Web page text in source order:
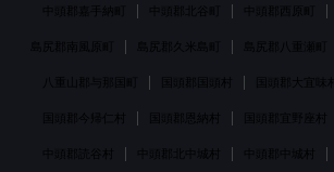
中頭郡嘉手納町 中頭郡北谷町 中頭郡西原町
島尻郡南風原町 島尻郡久米島町 島尻郡八重瀬町
八重山郡与那国町 国頭郡国頭村 国頭郡大宜味村
国頭郡今帰仁村 国頭郡恩納村 国頭郡宜野座村
中頭郡読谷村 中頭郡北中城村 中頭郡中城村